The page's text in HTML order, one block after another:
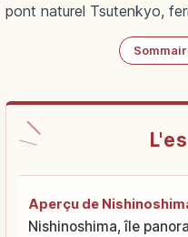
pont naturel Tsutenkyo,
Aperçu de
Nishinoshima, île